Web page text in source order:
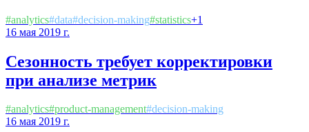
#analytics#data#decision-making#statistics+1
16 мая 2019 г.
Сезонность требует корректировки
при анализе метрик
#analytics#product-management#decision-making
16 мая 2019 г.